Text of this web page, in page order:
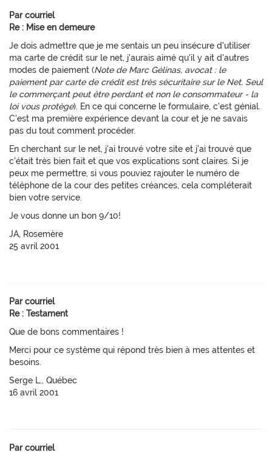
Par courriel
Re : Mise en demeure
Je dois admettre que je me sentais un peu insécure d'utiliser
ma carte de crédit sur le net, j'aurais aimé qu'il y ait d'autres
modes de paiement (Note de Marc Gélinas, avocat : le
paiement par carte de crédit est très sécuritaire sur le Net. Seul
le commerçant peut être perdant et non le consommateur - la
loi vous protège). En ce qui concerne le formulaire, c'est génial.
C'est ma première expérience devant la cour et je ne savais
pas du tout comment procéder.
En cherchant sur le net, j'ai trouvé votre site et j'ai trouvé que
c'était très bien fait et que vos explications sont claires. Si je
peux me permettre, si vous pouviez rajouter le numéro de
téléphone de la cour des petites créances, cela compléterait
bien votre service.
Je vous donne un bon 9/10!
JA, Rosemère
25 avril 2001
Par courriel
Re : Testament
Que de bons commentaires !
Merci pour ce système qui répond très bien à mes attentes et
besoins.
Serge L., Québec
16 avril 2001
Par courriel